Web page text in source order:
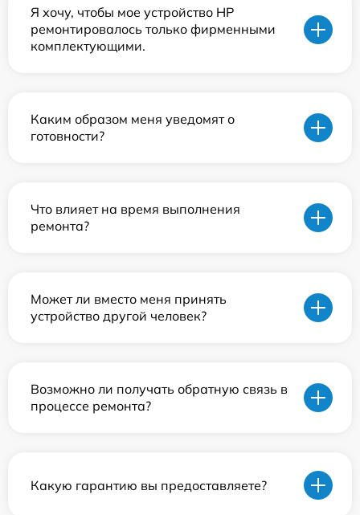
Я хочу, чтобы мое устройство HP
ремонтировалось только фирменными
комплектующими.
Каким образом меня уведомят о
готовности?
Что влияет на время выполнения
ремонта?
Может ли вместо меня принять
устройство другой человек?
Возможно ли получать обратную связь в
процессе ремонта?
Какую гарантию вы предоставляете?